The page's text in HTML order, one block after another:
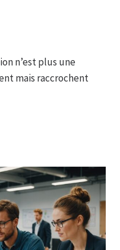
n’est plus une
mais raccrochent